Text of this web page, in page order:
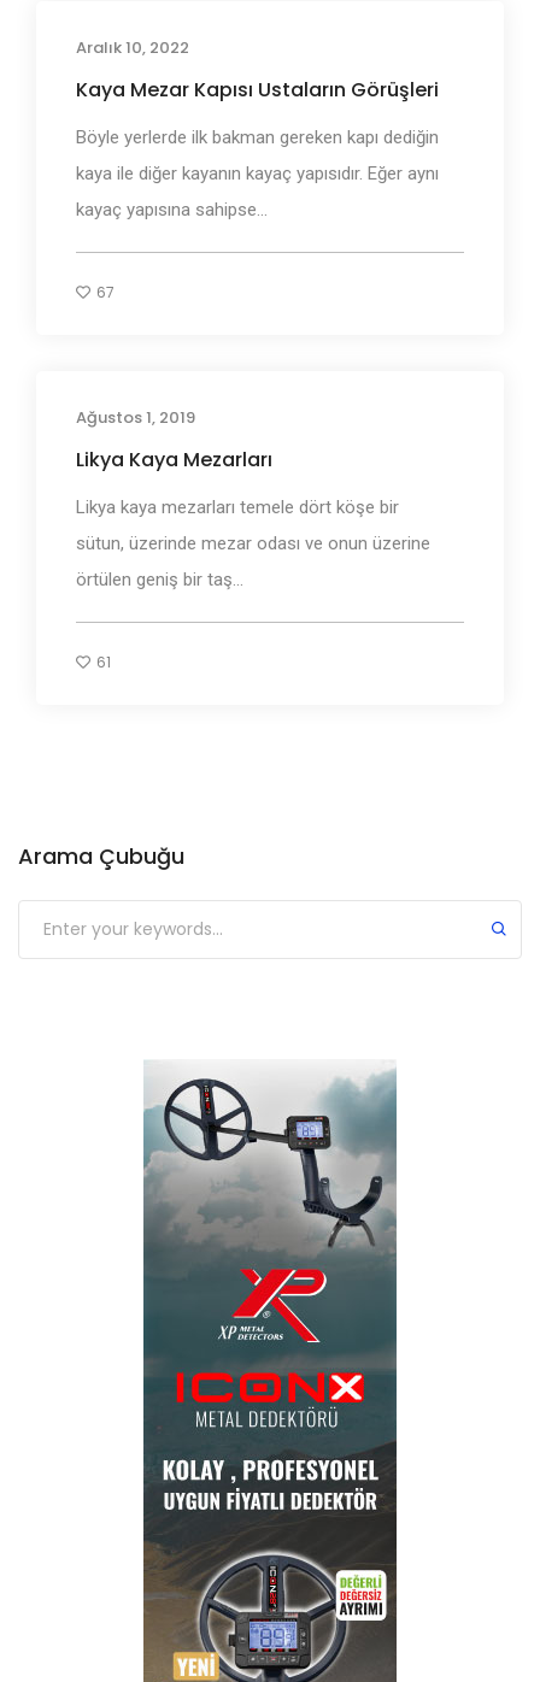
Aralık 10, 2022
Kaya Mezar Kapısı Ustaların Görüşleri
Böyle yerlerde ilk bakman gereken kapı dediğin
kaya ile diğer kayanın kayaç yapısıdır. Eğer aynı
kayaç yapısına sahipse...
67
Ağustos 1, 2019
Likya Kaya Mezarları
Likya kaya mezarları temele dört köşe bir
sütun, üzerinde mezar odası ve onun üzerine
örtülen geniş bir taş...
61
Arama Çubuğu